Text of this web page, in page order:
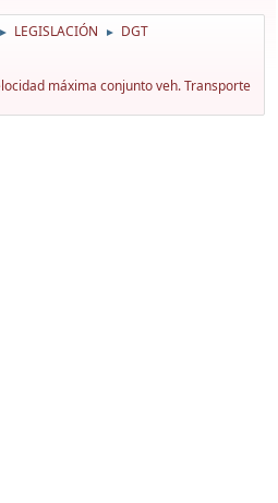
► LEGISLACIÓN ► DGT
máxima conjunto veh. Transporte